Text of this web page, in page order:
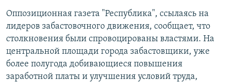
Оппозиционная газета "Республика", ссылаясь на
лидеров забастовочного движения, сообщает, что
столкновения были спровоцированы властями. На
центральной площади города забастовщики, уже
более полугода добивающиеся повышения
заработной платы и улучшения условий труда,